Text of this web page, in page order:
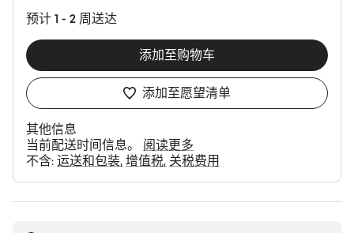
预计 1 - 2 周送达
添加至购物车
添加至愿望清单
其他信息
当前配送时间信息。 阅读更多
不含: 运送和包装 增值税 关税费用